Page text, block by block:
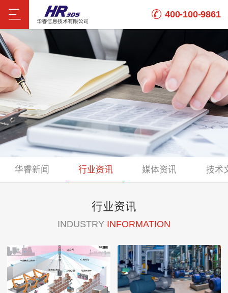
400-100-9861
华睿新闻 行业资讯 媒体资讯 技术
行业资讯
INDUSTRY INFORMATION